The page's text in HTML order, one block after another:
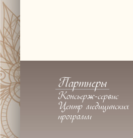
Партнеры
Консьерж-сервис
Центр медицинских
программ